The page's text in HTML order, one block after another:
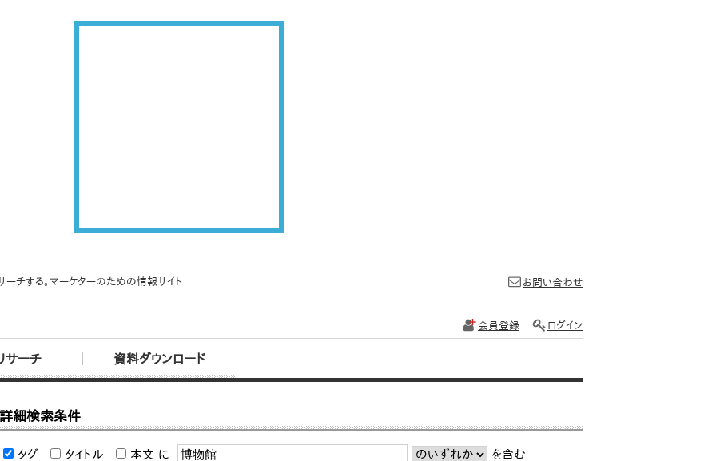
ーチする。マーケターのための情報サイト
サーチ 資料ダウンロード
お問い合わせ
会員登録 ログイン
詳細検索条件
タグ タイトル 本文 に を含む